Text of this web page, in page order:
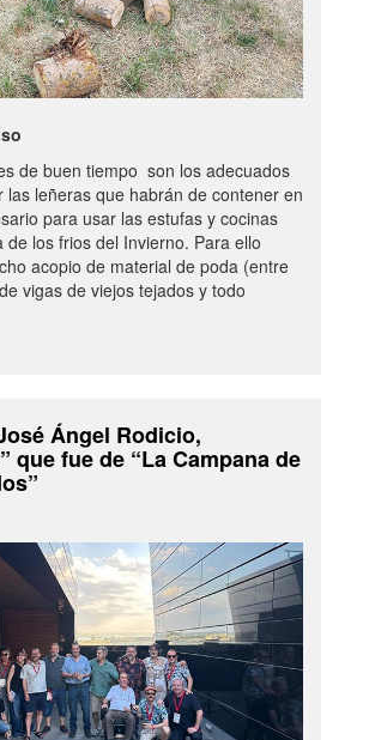
de buen tiempo son los adecuados
las leñeras que habrán de contener en
para usar las estufas y cocinas
de los frios del Invierno. Para ello
acopio de material de poda (entre
vigas de viejos tejados y todo
Ángel Rodicio,
que fue de “La Campana de